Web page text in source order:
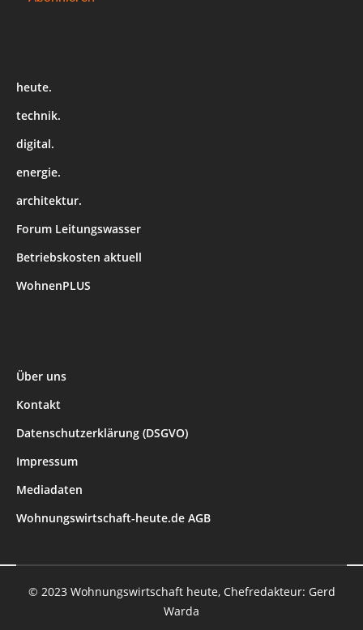
heute.
technik.
digital.
energie.
architektur.
Forum Leitungswasser
Betriebskosten aktuell
WohnenPLUS
Über uns
Kontakt
Datenschutzerklärung (DSGVO)
Impressum
Mediadaten
Wohnungswirtschaft-heute.de AGB
© 2023 Wohnungswirtschaft heute, Chefredakteur: Gerd
Warda